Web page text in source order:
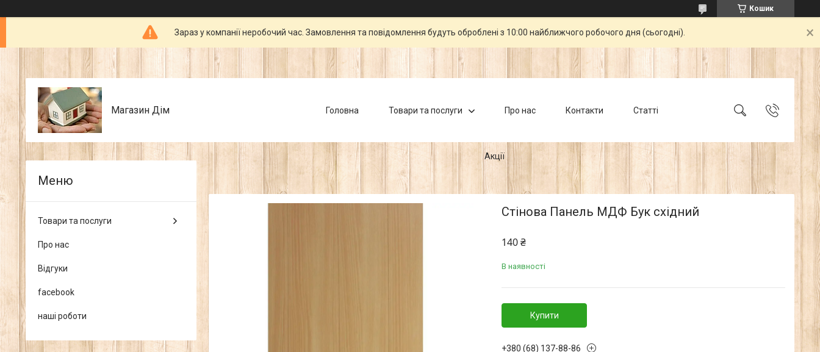
Кошик
Зараз у компанії неробочий час. Замовлення та повідомлення будуть оброблені з 10:00 найближчого робочого дня (сьогодні).
Магазин Дім Головна Товари та послуги Про нас Контакти Статті
Акції
Стінова Панель МДФ Бук східний
140 ₴
В наявності
Купити
+380 (68) 137-88-86
Товари та послуги
Про нас
Відгуки
facebook
наші роботи